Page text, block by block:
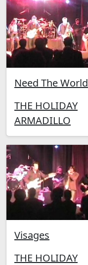
Need The World
THE HOLIDAY
ARMADILLO
Visages
THE HOLIDAY